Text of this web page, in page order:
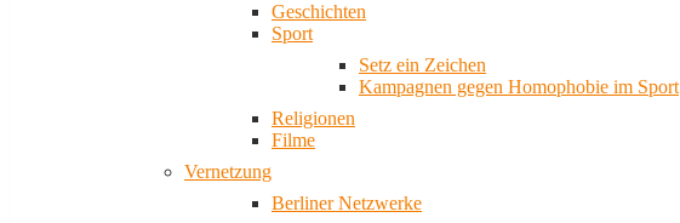
Geschichten
Sport
Setz ein Zeichen
Kampagnen gegen Homophobie im Sport
Religionen
Filme
Vernetzung
Berliner Netzwerke